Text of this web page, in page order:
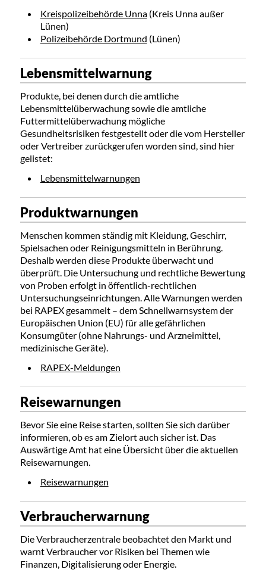
Kreispolizeibehörde Unna(Kreis Unna außer
Lünen)
Polizeibehörde Dortmund (Lünen)
Lebensmittelwarnung
Produkte, bei denen durch die amtliche
Lebensmittelüberwachung sowie die amtliche
Futtermittelüberwachung mögliche
Gesundheitsrisiken festgestellt oder die vom Hersteller
oder Vertreiber zurückgerufen worden sind, sind hier
gelistet:
Lebensmittelwarnungen
Produktwarnungen
Menschen kommen ständig mit Kleidung, Geschirr,
Spielsachen oder Reinigungsmitteln in Berührung.
Deshalb werden diese Produkte überwacht und
überprüft. Die Untersuchung und rechtliche Bewertung
von Proben erfolgt in öffentlich-rechtlichen
Untersuchungseinrichtungen. Alle Warnungen werden
bei RAPEX gesammelt – dem Schnellwarnsystem der
Europäischen Union (EU) für alle gefährlichen
Konsumgüter (ohne Nahrungs- und Arzneimittel,
medizinische Geräte).
RAPEX-Meldungen
Reisewarnungen
Bevor Sie eine Reise starten, sollten Sie sich darüber
informieren, ob es am Zielort auch sicher ist. Das
Auswärtige Amt hat eine Übersicht über die aktuellen
Reisewarnungen.
Reisewarnungen
Verbraucherwarnung
Die Verbraucherzentrale beobachtet den Markt und
warnt Verbraucher vor Risiken bei Themen wie
Finanzen, Digitalisierung oder Energie.